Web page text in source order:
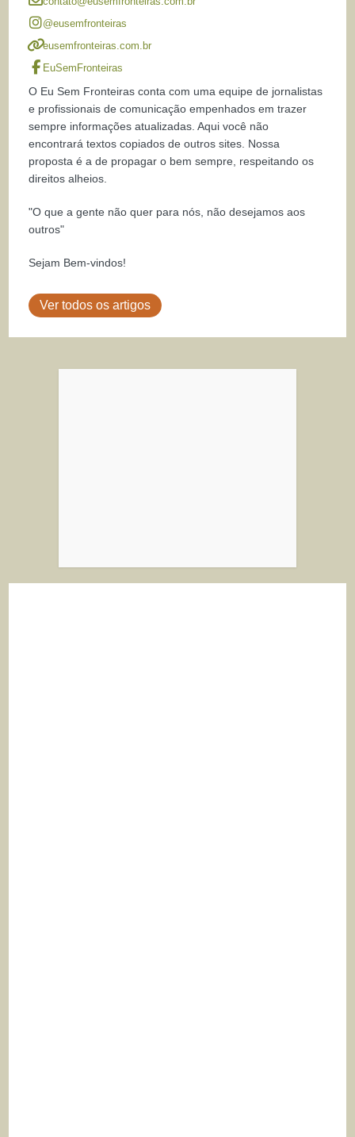
@eusemfronteiras
eusemfronteiras.com.br
EuSemFronteiras
O Eu Sem Fronteiras conta com uma equipe de jornalistas
e profissionais de comunicação empenhados em trazer
sempre informações atualizadas. Aqui você não
encontrará textos copiados de outros sites. Nossa
proposta é a de propagar o bem sempre, respeitando os
direitos alheios.
"O que a gente não quer para nós, não desejamos aos
outros"
Sejam Bem-vindos!
Ver todos os artigos